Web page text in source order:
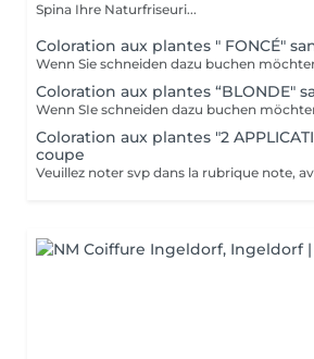
Spina Ihre Naturfriseuri...
Coloration aux plantes " FONCÉ"
Coloration aux plantes “BLONDE"
Coloration aux plantes "2
coupe